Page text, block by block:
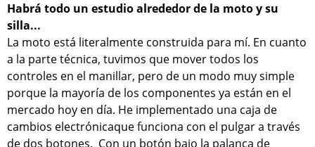
Habrá todo un estudio alrededor de la moto y su
silla...
La moto está literalmente construida para mí. En cuanto
a la parte técnica, tuvimos que mover todos los
controles en el manillar, pero de un modo muy simple
porque la mayoría de los componentes ya están en el
mercado hoy en día. He implementado una caja de
cambios electrónicaque funciona con el pulgar a través
de dos botones. Con un botón bajo la palanca de